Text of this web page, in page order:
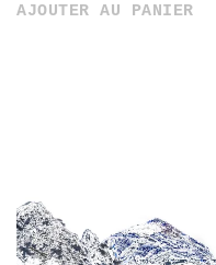
AJOUTER AU PANIER